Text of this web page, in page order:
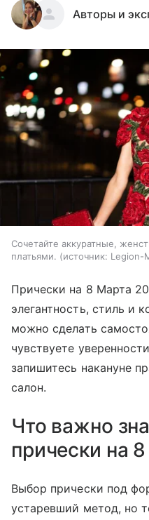
Авторы и
Сочетайте аккуратные,
платьями.
источник: Legion-
Прически на 8 Марта
элегантность, стиль и
можно сделать
чувствуете
запишитесь накануне
салон.
Что важно
прически на
Выбор прически под
устаревший метод, но